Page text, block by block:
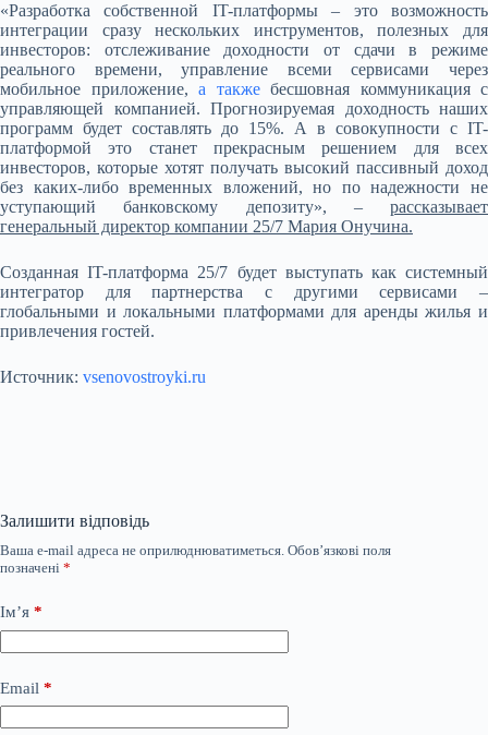
«Разработка собственной IT-платформы – это возможность
интеграции сразу нескольких инструментов, полезных для
инвесторов: отслеживание доходности от сдачи в режиме
реального времени, управление всеми сервисами через
мобильное приложение, а такжебесшовная коммуникация с
управляющей компанией. Прогнозируемая доходность наших
программ будет составлять до 15%. А в совокупности с IT-
платформой это станет прекрасным решением для всех
инвесторов, которые хотят получать высокий пассивный доход
без каких-либо временных вложений, но по надежности не
уступающий банковскому депозиту», – рассказывает
генеральный директор компании 25/7 Мария Онучина.
Созданная IT-платформа 25/7 будет выступать как системный
интегратор для партнерства с другими сервисами –
глобальными и локальными платформами для аренды жилья и
привлечения гостей.
Источник: vsenovostroyki.ru
Залишити відповідь
Ваша e-mail адреса не оприлюднюватиметься. Обов’язкові поля
позначені *
Ім’я *
Email *